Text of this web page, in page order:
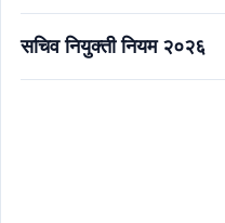
सचिव नियुक्ती नियम २०२६